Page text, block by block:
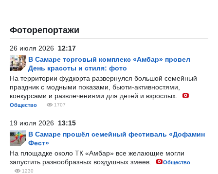
Фоторепортажи
26 июля 2026 12:17
В Самаре торговый комплекс «Амбар» провел
День красоты и стиля: фото
На территории фудкорта развернулся большой семейный
праздник с модными показами, бьюти-активностями,
конкурсами и развлечениями для детей и взрослых.
Общество 1707
19 июля 2026 13:15
В Самаре прошёл семейный фестиваль «Дофамин
Фест»
На площадке около ТК «Амбар» все желающие могли
запустить разнообразных воздушных змеев.
Общество
1230